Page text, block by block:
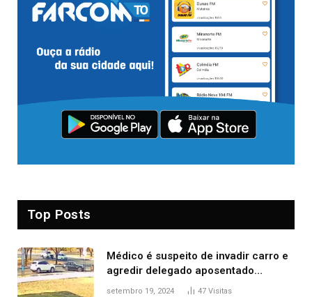
Top Posts
Médico é suspeito de invadir carro e
agredir delegado aposentado
durante confusão no trânsito
setembro 19, 2024 47 Visitas